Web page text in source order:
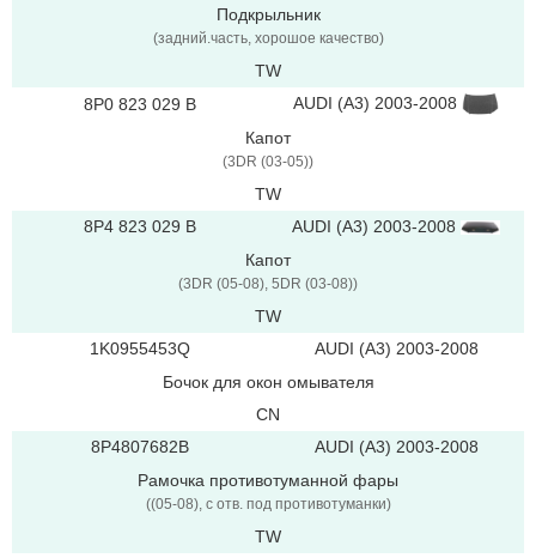
Подкрыльник
(задний.часть, хорошое качество)
TW
8P0 823 029 B
AUDI (A3) 2003-2008
Капот
(3DR (03-05))
TW
8P4 823 029 B
AUDI (A3) 2003-2008
Капот
(3DR (05-08), 5DR (03-08))
TW
1K0955453Q
AUDI (A3) 2003-2008
Бочок для окон омывателя
CN
8P4807682B
AUDI (A3) 2003-2008
Рамочка противотуманной фары
((05-08), с отв. под противотуманки)
TW